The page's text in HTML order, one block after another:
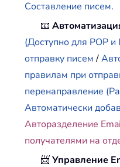
Составление писем.
📧
(Доступно для POP и
отправку писем/
правилам при
перенаправление
Автоматически
Авторазделение
получателями на
📨Управление